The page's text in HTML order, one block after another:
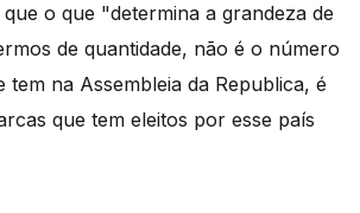
o que "determina a grandeza de
de quantidade, não é o número
tem na Assembleia da Republica, é
que tem eleitos por esse país